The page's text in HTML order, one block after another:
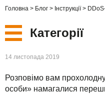
TuchaBit+
TuchaBackup
Хмари для e-
Віддалений офіс
Стати партнером
Відгуки
Кар'єра
Головна Блог Інструкції DDoS-
Категорії
Нові
Сервіси
14 листопада 2019
Розповімо вам прохолодну
особи» намагалися